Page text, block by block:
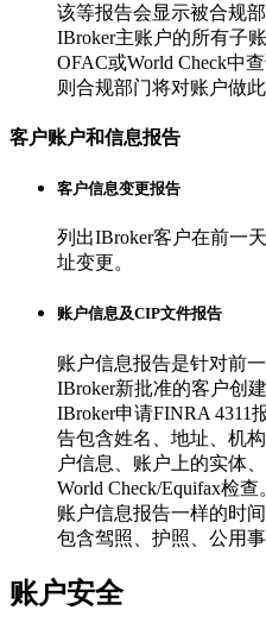
该等报告会显示被合规
IBroker主账户的所有子
OFAC或World Check中
则合规部门将对账户做此
客户账户和信息报告
客户信息变更报告
列出IBroker客户在前一
址变更。
账户信息及CIP文件报告
账户信息报告是针对前
IBroker新批准的客户创
IBroker申请FINRA 4311
告包含姓名、地址、机
户信息、账户上的实体
World Check/Equifax检
账户信息报告一样的时
包含驾照、护照、公用事
账户安全